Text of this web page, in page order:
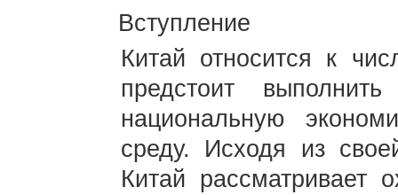
Вступление
Китай относится к
предстоит
национальную
среду. Исходя из
Китай рассматривает